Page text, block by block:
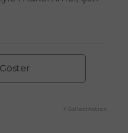
⚡ CollectAction